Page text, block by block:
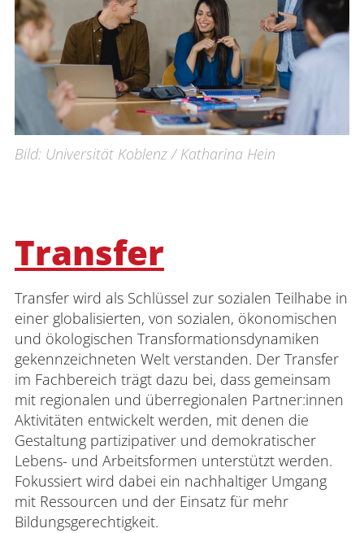
Bild: Universität Koblenz / Katharina Hein
Transfer
Transfer wird als Schlüssel zur sozialen Teilhabe in
einer globalisierten, von sozialen, ökonomischen
und ökologischen Transformationsdynamiken
gekennzeichneten Welt verstanden. Der Transfer
im Fachbereich trägt dazu bei, dass gemeinsam
mit regionalen und überregionalen Partner:innen
Aktivitäten entwickelt werden, mit denen die
Gestaltung partizipativer und demokratischer
Lebens- und Arbeitsformen unterstützt werden.
Fokussiert wird dabei ein nachhaltiger Umgang
mit Ressourcen und der Einsatz für mehr
Bildungsgerechtigkeit.